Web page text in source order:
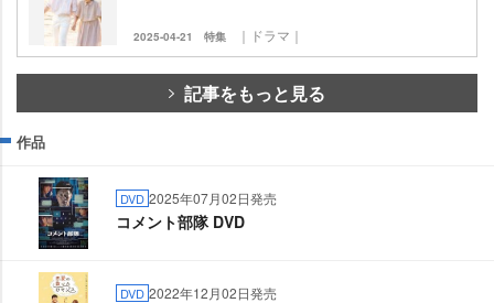
2025-04-21 特集 ｜ドラマ｜
記事をもっと見る
作品
DVD 2025年07月02日発売
コメント部隊 DVD
DVD 2022年12月02日発売